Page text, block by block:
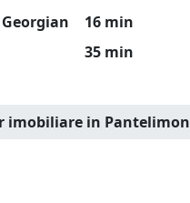
16 min
35 min
imobiliare in Pantelimon